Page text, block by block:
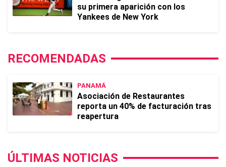
su primera aparición con los
Yankees de New York
RECOMENDADAS
PANAMÁ
Asociación de Restaurantes
reporta un 40% de facturación tras
reapertura
ÚLTIMAS NOTICIAS